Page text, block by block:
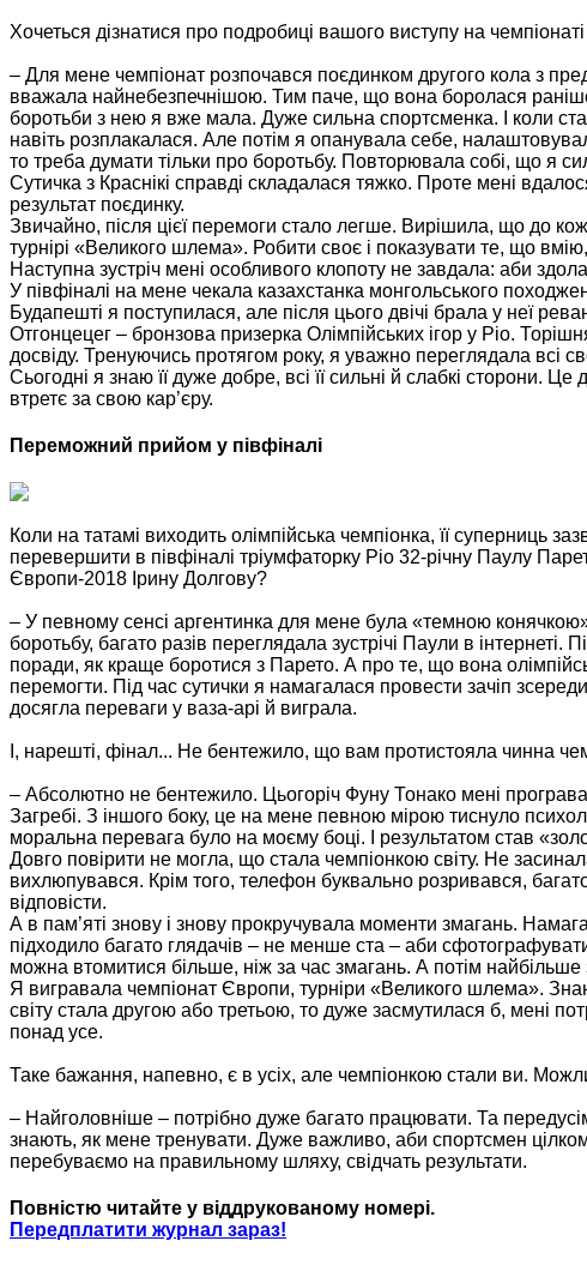
Хочеться дізнатися про подробиці вашого виступу на
– Для мене чемпіонат розпочався поєдинком другого кола з
вважала найнебезпечнішою. Тим паче, що вона боролася
боротьби з нею я вже мала. Дуже сильна спортсменка. І коли
навіть розплакалася. Але потім я опанувала себе,
то треба думати тільки про боротьбу. Повторювала собі, що я
Сутичка з Краснікі справді складалася тяжко. Проте мені
результат поєдинку.
Звичайно, після цієї перемоги стало легше. Вирішила, що до
турнірі «Великого шлема». Робити своє і показувати те, що
Наступна зустріч мені особливого клопоту не завдала: аби
У півфіналі на мене чекала казахстанка монгольського
Будапешті я поступилася, але після цього двічі брала у неї
Отгонцецег – бронзова призерка Олімпійських ігор у Ріо.
досвіду. Тренуючись протягом року, я уважно переглядала всі
Сьогодні я знаю її дуже добре, всі її сильні й слабкі сторони.
втретє за свою кар’єру.
Переможний прийом у півфіналі
Коли на татамі виходить олімпійська чемпіонка, її суперниць
перевершити в півфіналі тріумфаторку Ріо 32-річну Паулу
Європи-2018 Ірину Долгову?
– У певному сенсі аргентинка для мене була «темною
боротьбу, багато разів переглядала зустрічі Паули в
поради, як краще боротися з Парето. А про те, що вона
перемогти. Під час сутички я намагалася провести зачіп
досягла переваги у ваза-арі й виграла.
І, нарешті, фінал... Не бентежило, що вам протистояла чинна
– Абсолютно не бентежило. Цьогоріч Фуну Тонако мені
Загребі. З іншого боку, це на мене певною мірою тиснуло
моральна перевага було на моєму боці. І результатом став
Довго повірити не могла, що стала чемпіонкою світу. Не
вихлюпувався. Крім того, телефон буквально розривався,
відповісти.
А в пам’яті знову і знову прокручувала моменти змагань.
підходило багато глядачів – не менше ста – аби
можна втомитися більше, ніж за час змагань. А потім найбільше
Я вигравала чемпіонат Європи, турніри «Великого шлема».
світу стала другою або третьою, то дуже засмутилася б, мені
понад усе.
Таке бажання, напевно, є в усіх, але чемпіонкою стали ви.
– Найголовніше – потрібно дуже багато працювати. Та
знають, як мене тренувати. Дуже важливо, аби спортсмен
перебуваємо на правильному шляху, свідчать результати.
Повністю читайте у віддрукованому номері.
Передплатити журнал зараз!